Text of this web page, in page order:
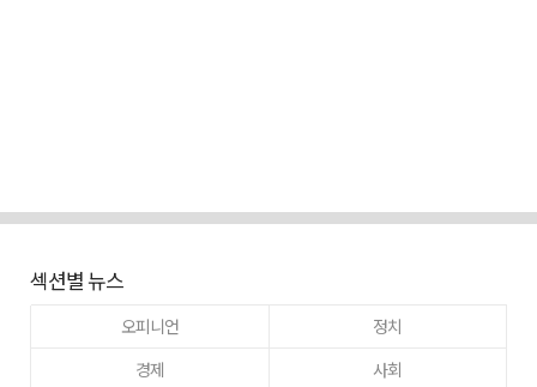
섹션별 뉴스
오피니언
정치
경제
사회